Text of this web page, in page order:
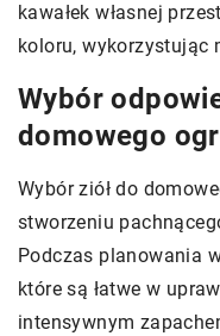
kawałek własnej
koloru, wykorzystując
Wybór
domowego
Wybór ziół do
stworzeniu
Podczas planowania
które są łatwe w
intensywnym